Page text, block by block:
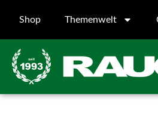
Shop Themenwelt